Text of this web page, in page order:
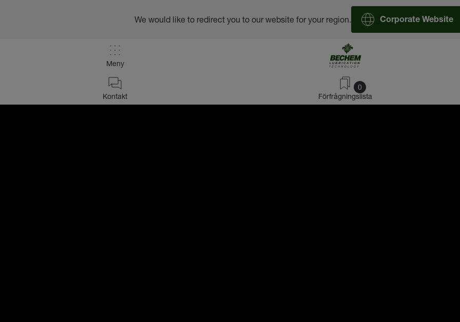
Meny
0
Förfrågningslista
Kontakt
We would like to redirect you to our website for your region. Corporate Website